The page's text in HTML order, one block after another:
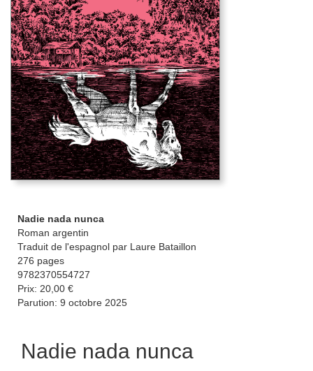
Nadie nada nunca
Roman argentin
Traduit de l'espagnol par Laure Bataillon
276 pages
9782370554727
Prix: 20,00 €
Parution: 9 octobre 2025
Nadie nada nunca